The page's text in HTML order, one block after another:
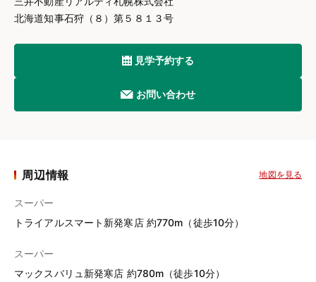
北海道知事石狩（８）第５８１３号
見学予約する
お問い合わせ
周辺情報 地図を見る
スーパー
トライアルスマート新発寒店 約770m（徒歩10分）
スーパー
マックスバリュ新発寒店 約780m（徒歩10分）